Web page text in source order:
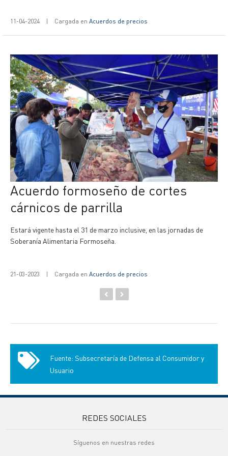
11-04-2024 | Cargada en Acuerdos de precios
Acuerdo formoseño de cortes
cárnicos de parrilla
Estará vigente hasta el 31 de marzo inclusive, en las jornadas de
Soberanía Alimentaria Formoseña.
21-03-2023 | Cargada en Acuerdos de precios
Fuente: Subsecretaría de Defensa al Consumidor y
Usuario
REDES SOCIALES
Síguenos en nuestras redes